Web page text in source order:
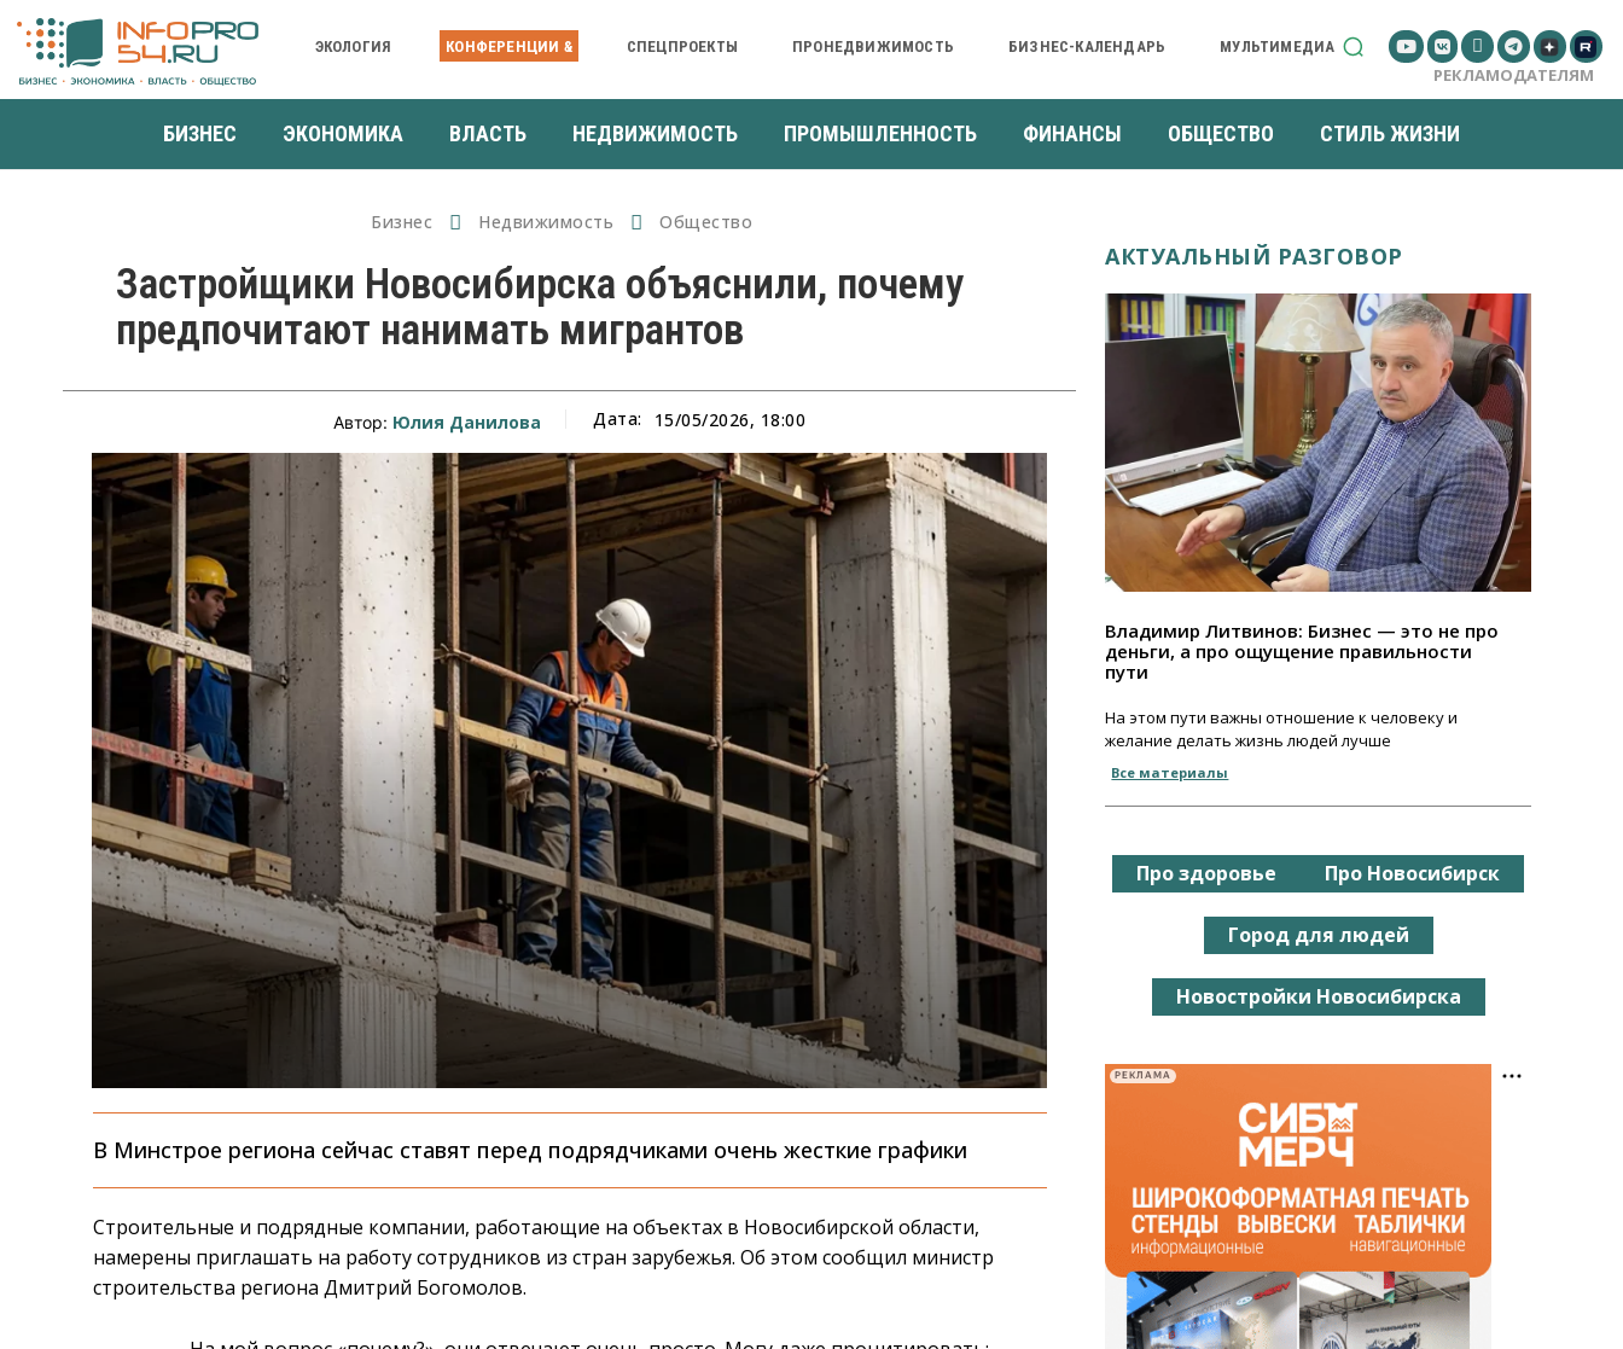
ЭКОЛОГИЯ КОНФЕРЕНЦИИ & СПЕЦПРОЕКТЫ ПРОНЕДВИЖИМОСТЬ БИЗНЕС-КАЛЕНДАРЬ МУЛЬТИМЕДИА
РЕКЛАМОДАТЕЛЯМ
БИЗНЕС ЭКОНОМИКА ВЛАСТЬ НЕДВИЖИМОСТЬ ПРОМЫШЛЕННОСТЬ ФИНАНСЫ ОБЩЕСТВО СТИЛЬ ЖИЗНИ
Бизнес Недвижимость Общество
Застройщики Новосибирска объяснили, почему
предпочитают нанимать мигрантов
Автор: Юлия Данилова Дата: 15/05/2026, 18:00
В Минстрое региона сейчас ставят перед подрядчиками очень жесткие графики
Строительные и подрядные компании, работающие на объектах в Новосибирской области,
намерены приглашать на работу сотрудников из стран зарубежья. Об этом сообщил министр
строительства региона Дмитрий Богомолов.
АКТУАЛЬНЫЙ РАЗГОВОР
Владимир Литвинов: Бизнес — это не про
деньги, а про ощущение правильности
пути
На этом пути важны отношение к человеку и
желание делать жизнь людей лучше
Все материалы
Про здоровье Про Новосибирск
Город для людей
Новостройки Новосибирска
РЕКЛАМА